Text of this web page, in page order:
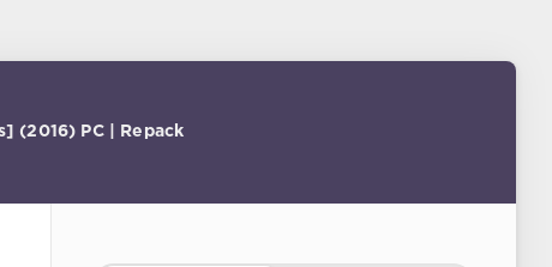
(2016) PC | Repack